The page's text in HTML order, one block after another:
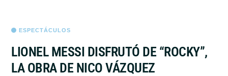
ESPECTÁCULOS
LIONEL MESSI DISFRUTÓ DE “ROCKY”,
LA OBRA DE NICO VÁZQUEZ